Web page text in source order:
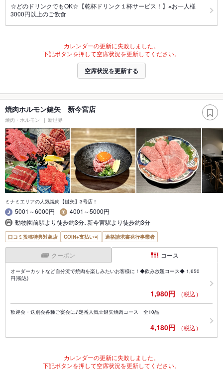
☆どのドリンクでもOK☆【乾杯ドリンク１杯サービス！】※お一人様
3000円以上のご飲食
カレンダーの更新に失敗しました。
下記ボタンを押して空席状況を更新してください。
空席状況を更新する
焼肉ホルモン鍵矢 新今宮店
焼肉・ホルモン 新世界
ミナミエリアの人気焼肉【鍵矢】3号店！
5001～6000円
4001～5000円
動物園前駅より徒歩約3分､新今宮駅より徒歩約3分
口コミ投稿特典対象店 COIN+支払い可 適格請求書発行事業者
クーポン コース
オーダーカットなど自分流で焼肉を楽しみたいお客様に！◆飲み放題コース◆ 1,650
円(税込)
1,980円 （税込）
歓迎会・送別会各種ご宴会に♪定番人気☆鍵矢焼肉コース 全10品
4,180円 （税込）
カレンダーの更新に失敗しました。
下記ボタンを押して空席状況を更新してください。